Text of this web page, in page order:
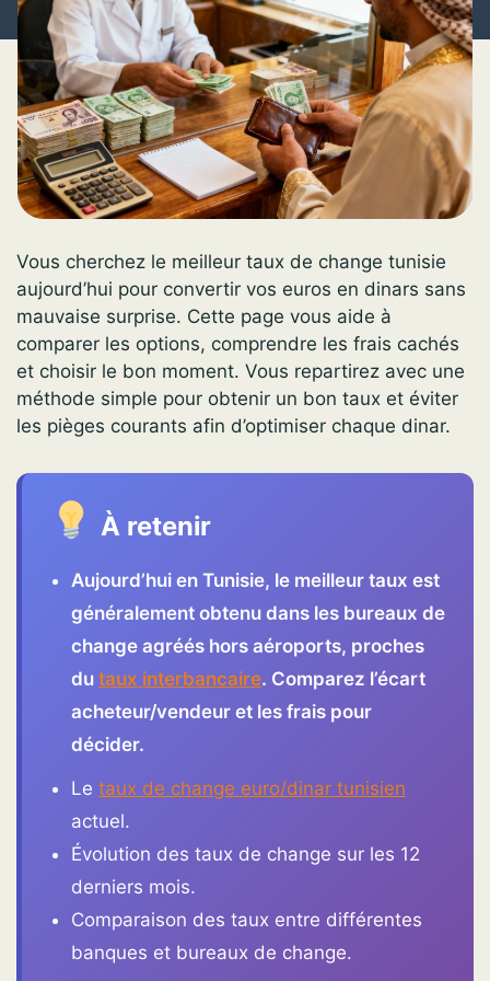
Vous cherchez le meilleur taux de change tunisie
aujourd’hui pour convertir vos euros en dinars sans
mauvaise surprise. Cette page vous aide à
comparer les options, comprendre les frais cachés
et choisir le bon moment. Vous repartirez avec une
méthode simple pour obtenir un bon taux et éviter
les pièges courants afin d’optimiser chaque dinar.
À retenir
Aujourd’hui en Tunisie, le meilleur taux est
généralement obtenu dans les bureaux de
change agréés hors aéroports, proches
du taux interbancaire. Comparez l’écart
acheteur/vendeur et les frais pour
décider.
Le taux de change euro/dinar tunisien
actuel.
Évolution des taux de change sur les 12
derniers mois.
Comparaison des taux entre différentes
banques et bureaux de change.